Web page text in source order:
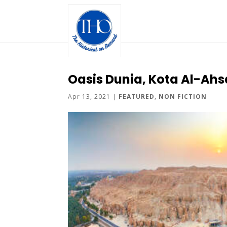
Oasis Dunia, Kota Al-
Apr 13, 2021 | FEATURED, NON FICTION